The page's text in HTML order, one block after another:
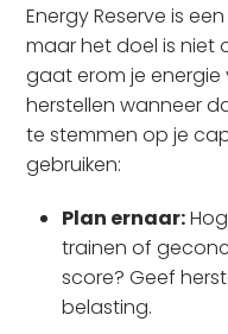
Energy Reserve is
maar het doel is niet
gaat erom je
herstellen wanneer
te stemmen op je
gebruiken:
Plan ernaar:
trainen of
score? Geef
belasting.